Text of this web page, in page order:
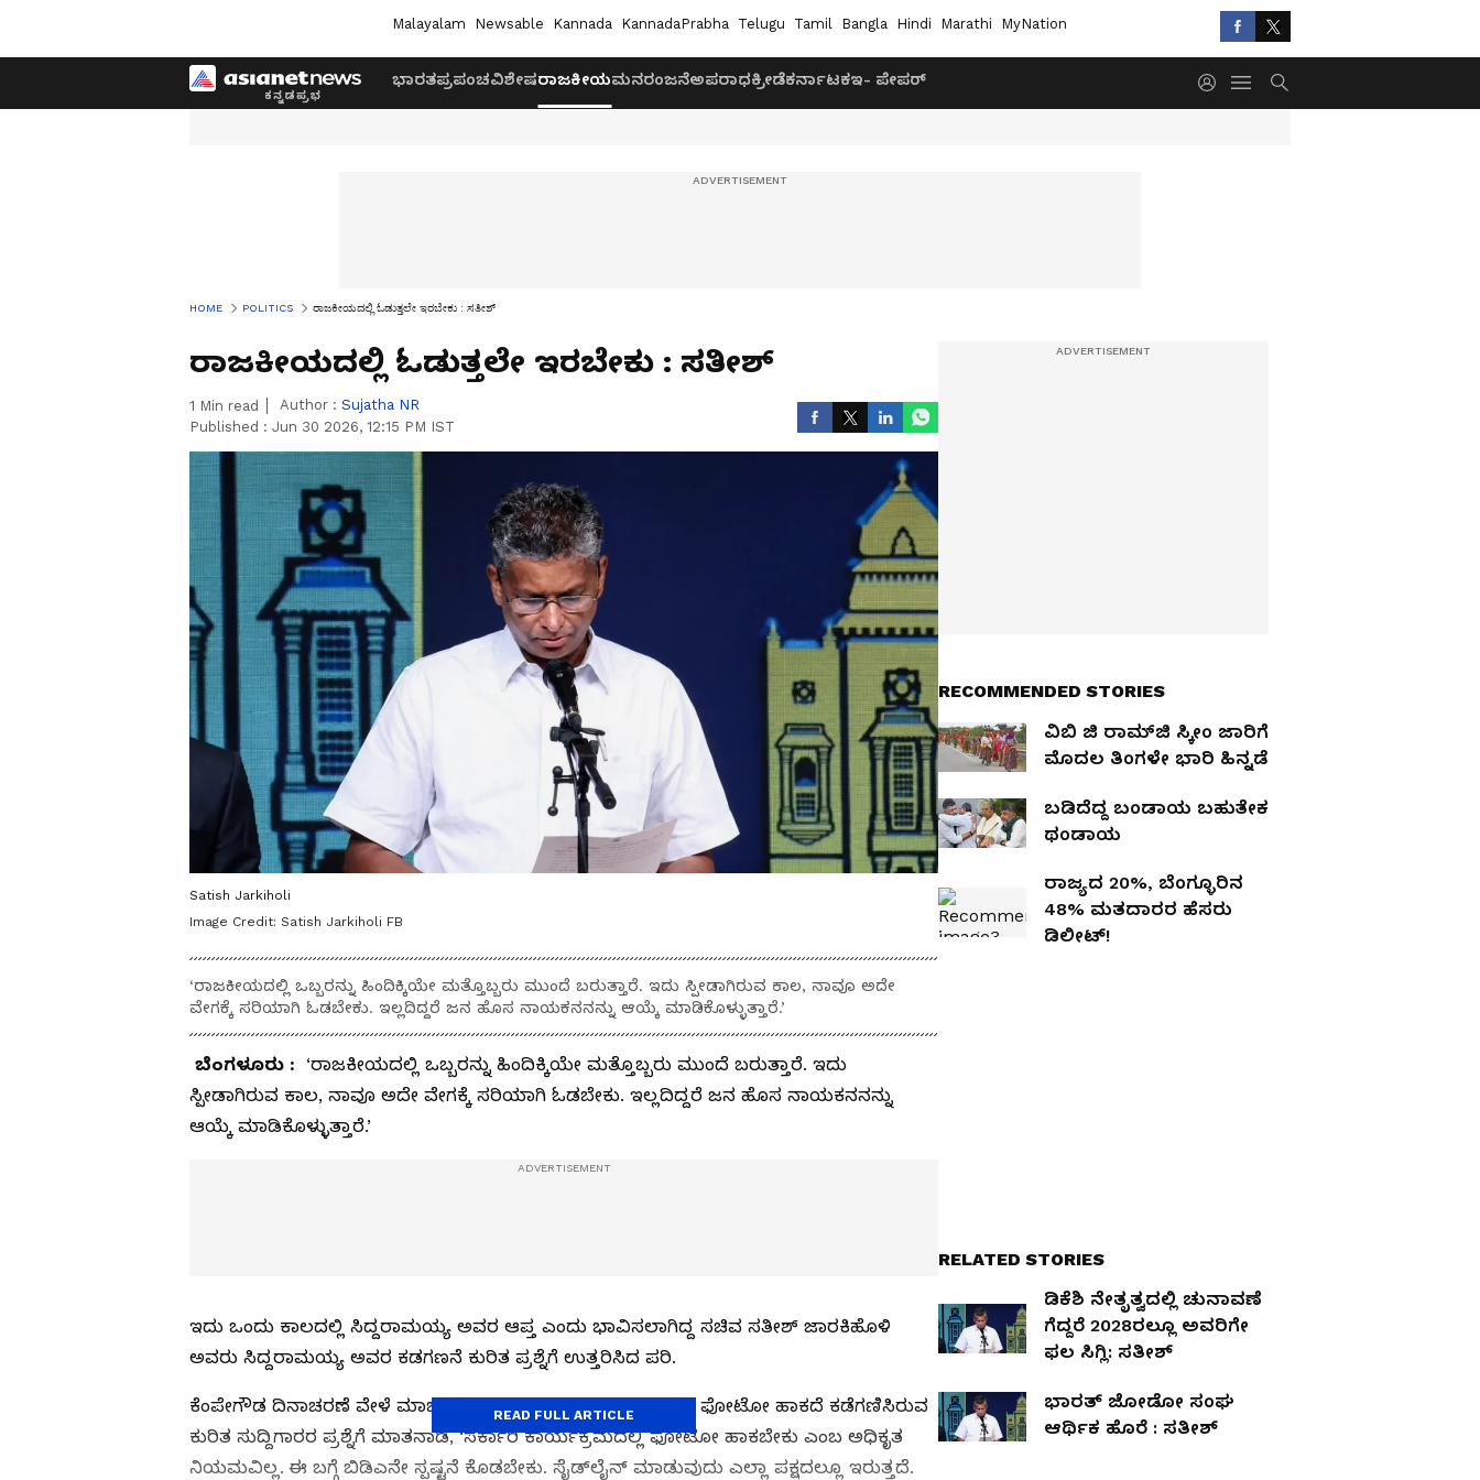
Malayalam Newsable Kannada KannadaPrabha Telugu Tamil Bangla Hindi Marathi MyNation
ಭಾರತಪ್ರಪಂಚವಿಶೇಷರಾಜಕೀಯಮನರಂಜನೆಅಪರಾಧಕ್ರೀಡೆಕರ್ನಾಟಕಇ- ಪೇಪರ್
HOME POLITICS ರಾಜಕೀಯದಲ್ಲಿ ಓಡುತ್ತಲೇ ಇರಬೇಕು : ಸತೀಶ್‌
ರಾಜಕೀಯದಲ್ಲಿ ಓಡುತ್ತಲೇ ಇರಬೇಕು : ಸತೀಶ್‌
1 Min read Author : Sujatha NR
Published : Jun 30 2026, 12:15 PM IST
Satish Jarkiholi
Image Credit: Satish Jarkiholi FB
‘ರಾಜಕೀಯದಲ್ಲಿ ಒಬ್ಬರನ್ನು ಹಿಂದಿಕ್ಕಿಯೇ ಮತ್ತೊಬ್ಬರು ಮುಂದೆ ಬರುತ್ತಾರೆ. ಇದು ಸ್ಪೀಡಾಗಿರುವ ಕಾಲ, ನಾವೂ ಅದೇ
ವೇಗಕ್ಕೆ ಸರಿಯಾಗಿ ಓಡಬೇಕು. ಇಲ್ಲದಿದ್ದರೆ ಜನ ಹೊಸ ನಾಯಕನನನ್ನು ಆಯ್ಕೆ ಮಾಡಿಕೊಳ್ಳುತ್ತಾರೆ.’
ಬೆಂಗಳೂರು : ‘ರಾಜಕೀಯದಲ್ಲಿ ಒಬ್ಬರನ್ನು ಹಿಂದಿಕ್ಕಿಯೇ ಮತ್ತೊಬ್ಬರು ಮುಂದೆ ಬರುತ್ತಾರೆ. ಇದು
ಸ್ಪೀಡಾಗಿರುವ ಕಾಲ, ನಾವೂ ಅದೇ ವೇಗಕ್ಕೆ ಸರಿಯಾಗಿ ಓಡಬೇಕು. ಇಲ್ಲದಿದ್ದರೆ ಜನ ಹೊಸ ನಾಯಕನನನ್ನು
ಆಯ್ಕೆ ಮಾಡಿಕೊಳ್ಳುತ್ತಾರೆ.’
ಇದು ಒಂದು ಕಾಲದಲ್ಲಿ ಸಿದ್ದರಾಮಯ್ಯ ಅವರ ಆಪ್ತ ಎಂದು ಭಾವಿಸಲಾಗಿದ್ದ ಸಚಿವ ಸತೀಶ್‌ ಜಾರಕಿಹೊಳಿ
ಅವರು ಸಿದ್ದರಾಮಯ್ಯ ಅವರ ಕಡಗಣನೆ ಕುರಿತ ಪ್ರಶ್ನೆಗೆ ಉತ್ತರಿಸಿದ ಪರಿ.
ಕೆಂಪೇಗೌಡ ದಿನಾಚರಣೆ ವೇಳೆ ಮಾಜಿ ಮುಖ್ಯಮಂತ್ರಿ ಸಿದ್ದರಾಮಯ್ಯ ಅವರ ಫೋಟೋ ಹಾಕದೆ ಕಡೆಗಣಿಸಿರುವ
ಕುರಿತ ಸುದ್ದಿಗಾರರ ಪ್ರಶ್ನೆಗೆ ಮಾತನಾಡಿ, ‘ಸರ್ಕಾರಿ ಕಾರ್ಯಕ್ರಮದಲ್ಲಿ ಫೋಟೋ ಹಾಕಬೇಕು ಎಂಬ ಅಧಿಕೃತ
ನಿಯಮವಿಲ್ಲ. ಈ ಬಗ್ಗೆ ಬಿಡಿಎನೇ ಸ್ಪಷ್ಟನೆ ಕೊಡಬೇಕು. ಸೈಡ್‌ಲೈನ್‌ ಮಾಡುವುದು ಎಲ್ಲಾ ಪಕ್ಷದಲ್ಲೂ ಇರುತ್ತದೆ.
READ FULL ARTICLE
RECOMMENDED STORIES
ವಿಬಿ ಜಿ ರಾಮ್‌ಜಿ ಸ್ಕೀಂ ಜಾರಿಗೆ
ಮೊದಲ ತಿಂಗಳೇ ಭಾರಿ ಹಿನ್ನಡೆ
ಬಡಿದೆದ್ದ ಬಂಡಾಯ ಬಹುತೇಕ
ಥಂಡಾಯ
ರಾಜ್ಯದ 20%, ಬೆಂಗ್ಳೂರಿನ
48% ಮತದಾರರ ಹೆಸರು
ಡಿಲೀಟ್‌!
RELATED STORIES
ಡಿಕೆಶಿ ನೇತೃತ್ವದಲ್ಲಿ ಚುನಾವಣೆ
ಗೆದ್ದರೆ 2028ರಲ್ಲೂ ಅವರಿಗೇ
ಫಲ ಸಿಗ್ಲಿ: ಸತೀಶ್‌
ಭಾರತ್‌ ಜೋಡೋ ಸಂಘ
ಆರ್ಥಿಕ ಹೊರೆ : ಸತೀಶ್‌